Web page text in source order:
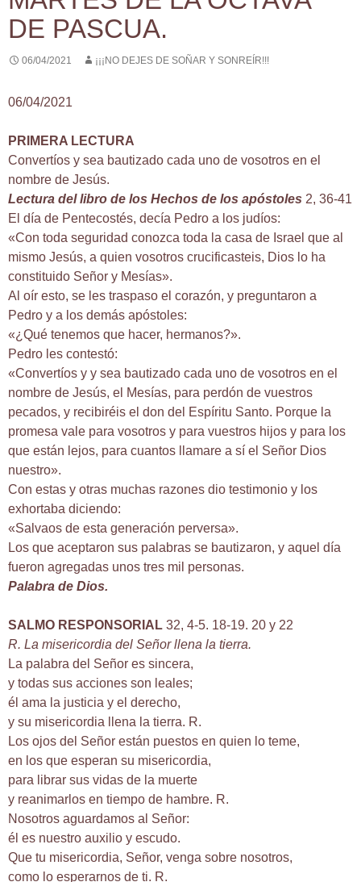
DE PASCUA.
06/04/2021 ¡¡¡NO DEJES DE SOÑAR Y SONREÍR!!!
06/04/2021
PRIMERA LECTURA
Convertíos y sea bautizado cada uno de vosotros en el
nombre de Jesús.
Lectura del libro de los Hechos de los apóstoles 2, 36-41
El día de Pentecostés, decía Pedro a los judíos:
«Con toda seguridad conozca toda la casa de Israel que al
mismo Jesús, a quien vosotros crucificasteis, Dios lo ha
constituido Señor y Mesías».
Al oír esto, se les traspaso el corazón, y preguntaron a
Pedro y a los demás apóstoles:
«¿Qué tenemos que hacer, hermanos?».
Pedro les contestó:
«Convertíos y y sea bautizado cada uno de vosotros en el
nombre de Jesús, el Mesías, para perdón de vuestros
pecados, y recibiréis el don del Espíritu Santo. Porque la
promesa vale para vosotros y para vuestros hijos y para los
que están lejos, para cuantos llamare a sí el Señor Dios
nuestro».
Con estas y otras muchas razones dio testimonio y los
exhortaba diciendo:
«Salvaos de esta generación perversa».
Los que aceptaron sus palabras se bautizaron, y aquel día
fueron agregadas unos tres mil personas.
Palabra de Dios.
SALMO RESPONSORIAL 32, 4-5. 18-19. 20 y 22
R. La misericordia del Señor llena la tierra.
La palabra del Señor es sincera,
y todas sus acciones son leales;
él ama la justicia y el derecho,
y su misericordia llena la tierra. R.
Los ojos del Señor están puestos en quien lo teme,
en los que esperan su misericordia,
para librar sus vidas de la muerte
y reanimarlos en tiempo de hambre. R.
Nosotros aguardamos al Señor:
él es nuestro auxilio y escudo.
Que tu misericordia, Señor, venga sobre nosotros,
como lo esperarnos de ti. R.